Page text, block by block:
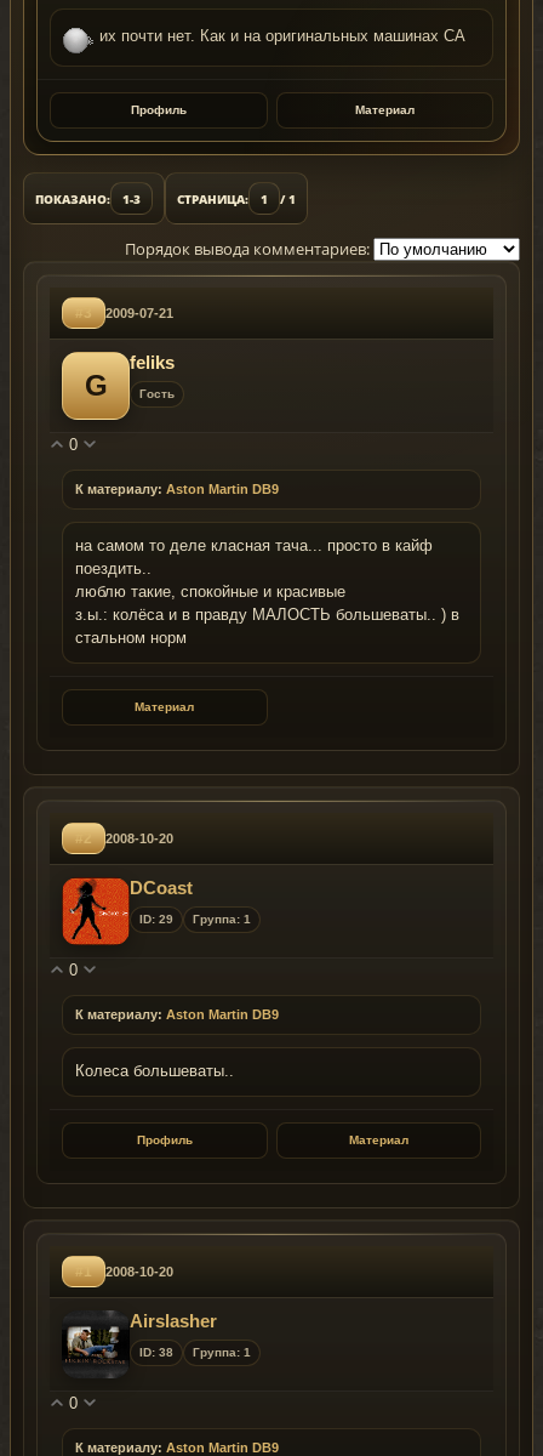
их почти нет. Как и на оригинальных машинах СА
Профиль Материал
ПОКАЗАНО: 1-3 СТРАНИЦА: 1 / 1
Порядок вывода комментариев:
#3 2009-07-21
G
feliks
Гость
0
К материалу: Aston Martin DB9
на самом то деле класная тача... просто в кайф
поездить..
люблю такие, спокойные и красивые
з.ы.: колёса и в правду МАЛОСТЬ большеваты.. ) в
стальном норм
Материал
#2 2008-10-20
DCoast
ID: 29 Группа: 1
0
К материалу: Aston Martin DB9
Колеса большеваты..
Профиль Материал
#1 2008-10-20
Airslasher
ID: 38 Группа: 1
0
К материалу: Aston Martin DB9